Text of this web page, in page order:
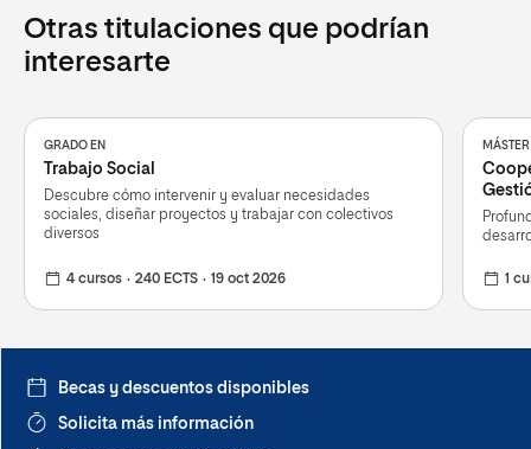
AUTORIZACIÓN DE LA IMPLANTACIÓN CA
ARCHIVO
ARCHIVO
PUBLICACIÓN PLAN DE ESTUDIOS BOE
PUBLICACIÓN PLAN DE ESTUDIOS BOR
ARCHIVO
INFORME DE SEGUIMIENTO 2021-2022
Otras titulaciones que podrían
interesarte
GRADO EN
Trabajo Social
Descubre cómo intervenir y evaluar necesidades
sociales, diseñar proyectos y trabajar con colectivos
diversos
4 cursos 240 ECTS 19 oct 2026 1
Becas y descuentos disponibles
Solicita más información